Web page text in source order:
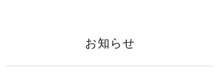
お知らせ